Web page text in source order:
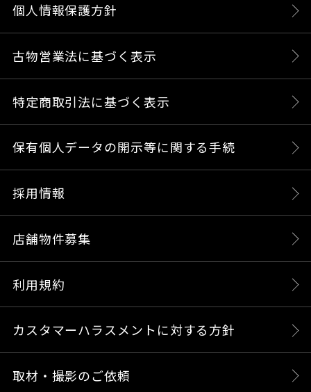
個人情報保護方針
古物営業法に基づく表示
特定商取引法に基づく表示
保有個人データの開示等に関する手続
採用情報
店舗物件募集
利用規約
カスタマーハラスメントに対する方針
取材・撮影のご依頼